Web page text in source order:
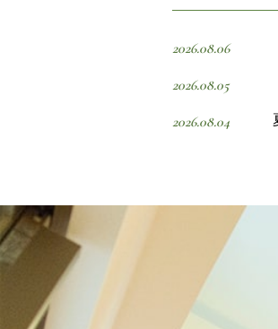
2026.08.06
2026.08.05
2026.08.04